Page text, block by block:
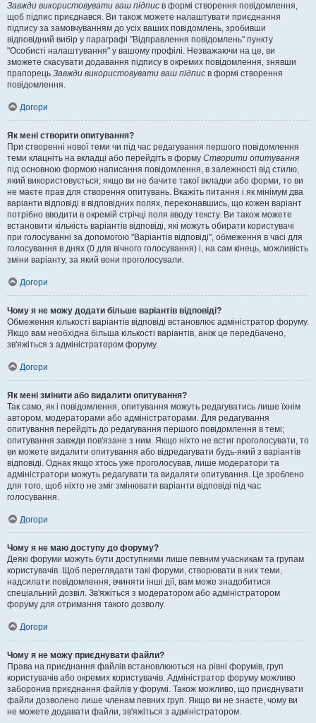
Завжди використовувати ваш підпис в формі створення повідомлення,
щоб підпис приєднався. Ви також можете налаштувати приєднання
підпису за замовчуванням до усіх ваших повідомлень, зробивши
відповідний вибір у параграфі "Відправлення повідомлень" пункту
"Особисті налаштування" у вашому профілі. Незважаючи на це, ви
зможете скасувати додавання підпису в окремих повідомлення, знявши
прапорець Завжди використовувати ваш підпис в формі створення
повідомлення.
Догори
Як мені створити опитування?
При створенні нової теми чи під час редагування першого повідомлення
теми клацніть на вкладці або перейдіть в форму Створити опитування
під основною формою написання повідомлення, в залежності від стилю,
який використовується; якщо ви не бачите такої вкладки або форми, то ви
не маєте прав для створення опитувань. Вкажіть питання і як мінімум два
варіанти відповіді в відповідних полях, переконавшись, що кожен варіант
потрібно вводити в окремій стрічці поля вводу тексту. Ви також можете
встановити кількість варіантів відповіді, які можуть обирати користувачі
при голосуванні за допомогою "Варіантів відповіді", обмеження в часі для
голосування в днях (0 для вічного голосування) і, на сам кінець, можливість
зміни варіанту, за який вони проголосували.
Догори
Чому я не можу додати більше варіантів відповіді?
Обмеження кількості варіантів відповіді встановлює адміністратор форуму.
Якщо вам необхідна більша кількості варіантів, аніж це передбачено,
зв'яжіться з адміністратором форуму.
Догори
Як мені змінити або видалити опитування?
Так само, як і повідомлення, опитування можуть редагуватись лише їхнім
автором, модераторами або адміністраторами. Для редагування
опитування перейдіть до редагування першого повідомлення в темі;
опитування завжди пов'язане з ним. Якщо ніхто не встиг проголосувати, то
ви можете видалити опитування або відредагувати будь-який з варіантів
відповіді. Однак якщо хтось уже проголосував, лише модератори та
адміністратори можуть редагувати та видаляти опитування. Це зроблено
для того, щоб ніхто не зміг змінювати варіанти відповіді під час
голосування.
Догори
Чому я не маю доступу до форуму?
Деякі форуми можуть бути доступними лише певним учасникам та групам
користувачів. Щоб переглядати такі форуми, створювати в них теми,
надсилати повідомлення, вчиняти інші дії, вам може знадобитися
спеціальний дозвіл. Зв'яжіться з модератором або адміністратором
форуму для отримання такого дозволу.
Догори
Чому я не можу приєднувати файли?
Права на приєднання файлів встановлюються на рівні форумів, груп
користувачів або окремих користувачів. Адміністратор форуму можливо
заборонив приєднання файлів у форумі. Також можливо, що приєднувати
файли дозволено лише членам певних груп. Якщо ви не знаєте, чому ви
не можете додавати файли, зв'яжіться з адміністратором.